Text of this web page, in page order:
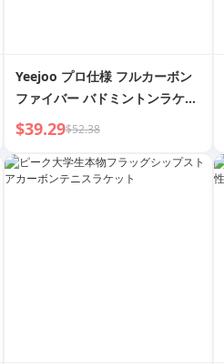
Yeejoo プロ仕様 フルカーボン
ファイバー バドミントンラケッ
ト
$39.29$52.38